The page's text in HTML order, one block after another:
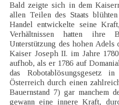
Bald zeigte sich in dem
allen Teilen des Staats
Handel entwickelte seine
Verhältnissen hatten ihre
Unterstützung des hohen Adels
Kaiser Joseph II. im Jahre
aufhob, als er 1786 auf
das Robotablösungsgesetz
Österreich durch einen
Bauernstand 7) gar manchem
gewann eine innere Kraft,